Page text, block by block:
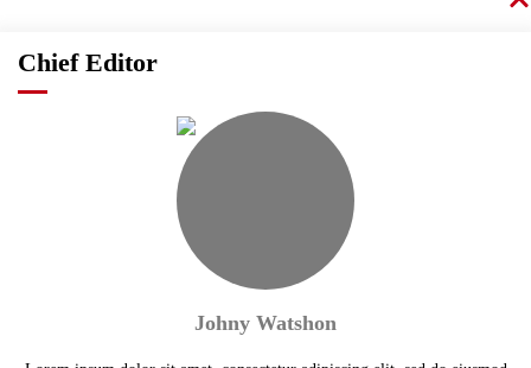
Chief Editor
Johny Watshon